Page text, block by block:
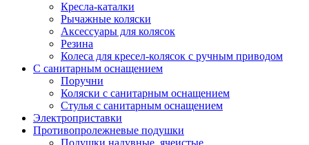
Кресла-каталки
Рычажные коляски
Аксессуары для колясок
Резина
Колеса для кресел-колясок с ручным приводом
С санитарным оснащением
Поручни
Коляски с санитарным оснащением
Стулья с санитарным оснащением
Электроприставки
Противопролежневые подушки
Подушки надувные, ячеистые